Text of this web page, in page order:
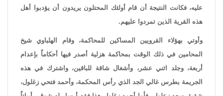
عليه، فكانت النتيجة أن قام أولئك المحتلون يريدون أن يؤدبوا أهل
هذه القرية الذين تمردوا عليهم.
وأوتي بهؤلاء القرويين المساكين للمحاكمة، وقام الهلباوي شيخ
المحامين في ذلك الوقت بمحاكمة هزلية أصدر فيها أحكاماً بإعدام
أربعة، وجلد اثني عشر، وأشغال شاقة للباقين، واشترك في هذه
الجريمة بطرس غالي الجد الذي رأس المحكمة، وأحمد فتحي زغلول،